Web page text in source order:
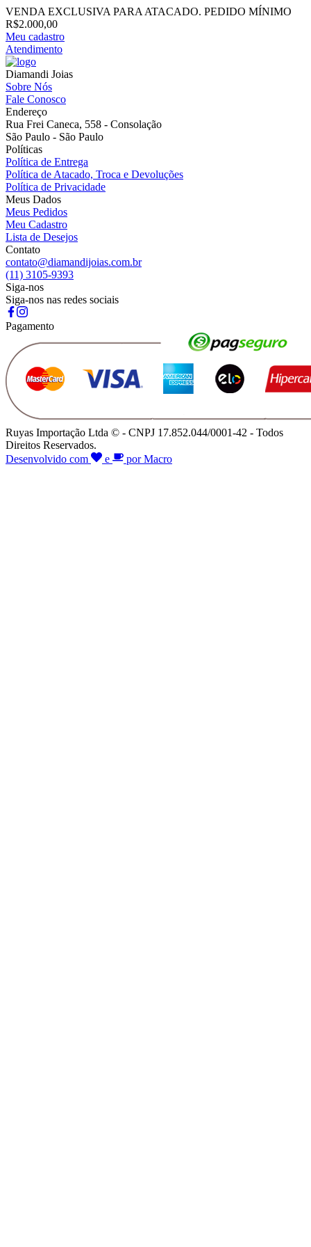
VENDA EXCLUSIVA PARA ATACADO. PEDIDO MÍNIMO
R$2.000,00
Meu cadastro
Atendimento
Diamandi Joias
Sobre Nós
Fale Conosco
Endereço
Rua Frei Caneca, 558 - Consolação
São Paulo - São Paulo
Políticas
Política de Entrega
Política de Atacado, Troca e Devoluções
Política de Privacidade
Meus Dados
Meus Pedidos
Meu Cadastro
Lista de Desejos
Contato
contato@diamandijoias.com.br
(11) 3105-9393
Siga-nos
Siga-nos nas redes sociais
Pagamento
Ruyas Importação Ltda © - CNPJ 17.852.044/0001-42 - Todos
Direitos Reservados.
Desenvolvido com
e por Macro